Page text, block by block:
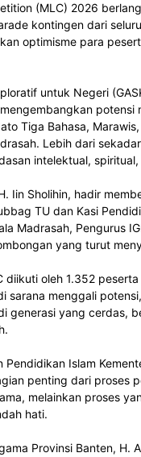
(MLC) 2026
kontingen dari
optimisme para
untuk Negeri
potensi
Tiga Bahasa,
Lebih dari
intelektual, spiritual,
Iin Sholihin, hadir
TU dan Kasi
Madrasah, Pengurus
yang turut
diikuti oleh 1.352
sarana menggali
generasi yang cerdas,
Islam
penting dari proses
melainkan proses
hati.
Provinsi Banten, H.